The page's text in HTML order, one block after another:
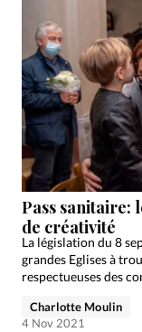
Pass sanitaire:
de créativité
La législation du 8
grandes Eglises à
respectueuses des
Charlotte Moulin
4 Nov 2021